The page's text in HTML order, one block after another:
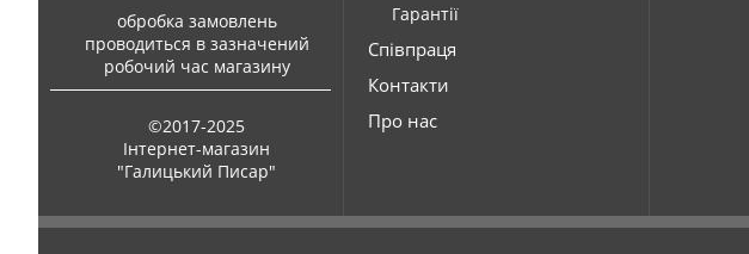
обробка замовлень
проводиться в зазначений
робочий час магазину
©2017-2025
Інтернет-магазин
"Галицький Писар"
Гарантії
Співпраця
Контакти
Про нас